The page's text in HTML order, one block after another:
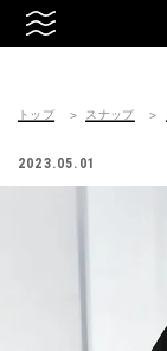
トップ スナップ
2023.05.01